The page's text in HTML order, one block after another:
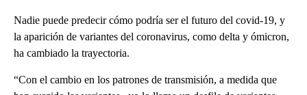
Nadie puede predecir cómo podría ser el futuro del covid-19, y
la aparición de variantes del coronavirus, como delta y ómicron,
ha cambiado la trayectoria.
“Con el cambio en los patrones de transmisión, a medida que